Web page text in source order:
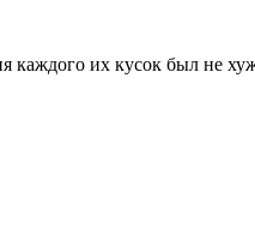
каждого их кусок был не